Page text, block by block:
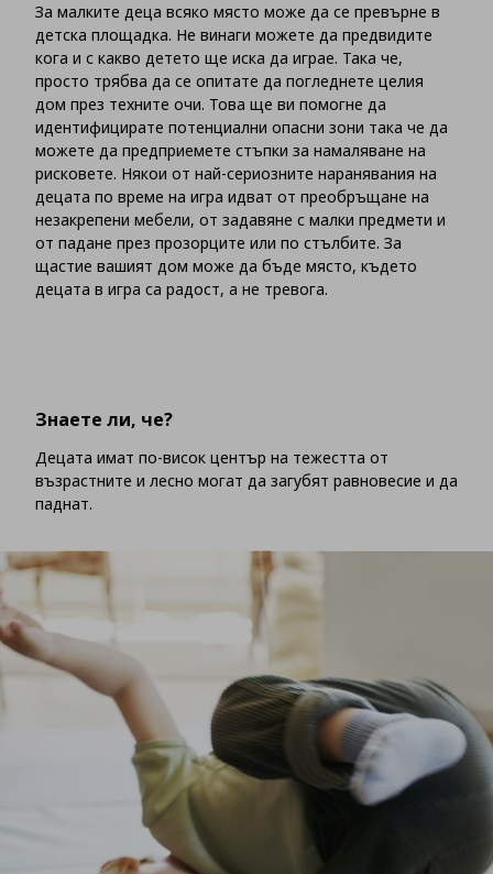
За малките деца всяко място може да се превърне в
детска площадка. Не винаги можете да предвидите
кога и с какво детето ще иска да играе. Така че,
просто трябва да се опитате да погледнете целия
дом през техните очи. Това ще ви помогне да
идентифицирате потенциални опасни зони така че да
можете да предприемете стъпки за намаляване на
рисковете. Някои от най-сериозните наранявания на
децата по време на игра идват от преобръщане на
незакрепени мебели, от задавяне с малки предмети и
от падане през прозорците или по стълбите. За
щастие вашият дом може да бъде място, където
децата в игра са радост, а не тревога.
Знаете ли, че?
Децата имат по-висок център на тежестта от
възрастните и лесно могат да загубят равновесие и да
паднат.